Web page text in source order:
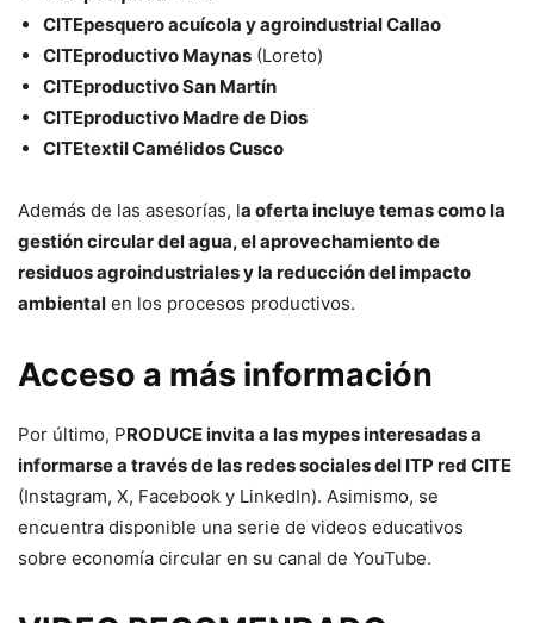
CITEpesquero acuícola y agroindustrial Callao
CITEproductivo Maynas (Loreto)
CITEproductivo San Martín
CITEproductivo Madre de Dios
CITEtextil Camélidos Cusco
Además de las asesorías, la oferta incluye temas como la
gestión circular del agua, el aprovechamiento de
residuos agroindustriales y la reducción del impacto
ambiental en los procesos productivos.
Acceso a más información
Por último, PRODUCE invita a las mypes interesadas a
informarse a través de las redes sociales del ITP red CITE
(Instagram, X, Facebook y LinkedIn). Asimismo, se
encuentra disponible una serie de videos educativos
sobre economía circular en su canal de YouTube.